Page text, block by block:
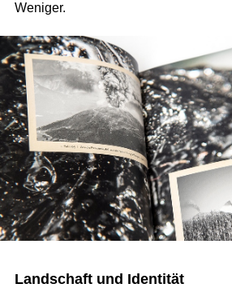
Weniger.
Landschaft und Identität